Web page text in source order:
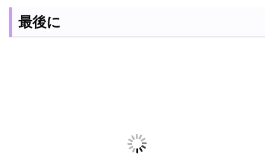
最後に